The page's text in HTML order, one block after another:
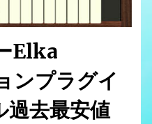
Elka
ンプラグイ
去最安値